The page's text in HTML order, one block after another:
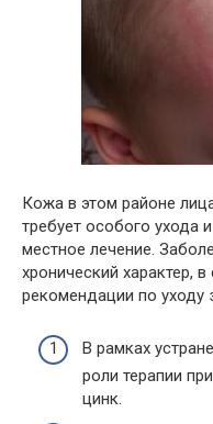
Кожа в этом районе
требует особого ухода
местное лечение.
хронический характер,
рекомендации по
В рамках
роли терапии
цинк.